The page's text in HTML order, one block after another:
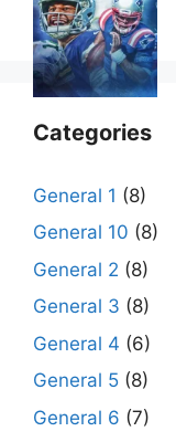
Categories
General 1 (8)
General 10 (8)
General 2 (8)
General 3 (8)
General 4 (6)
General 5 (8)
General 6 (7)